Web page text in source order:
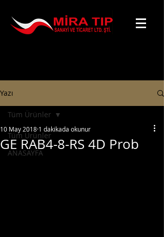
Yazı
Tüm Ürünler
ANASAYFA
Tüm Ürünler
GE RAB4-8-RS 4D Prob
10 May 2018 1 dakikada okunur